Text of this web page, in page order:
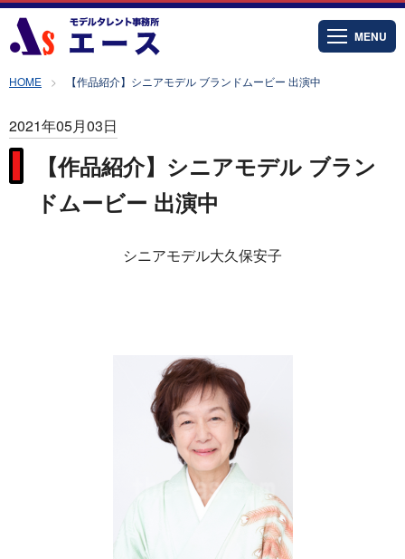
MENU
HOME 【作品紹介】シニアモデル ブランドムービー 出演中
2021年05月03日
【作品紹介】シニアモデル ブラン
ドムービー 出演中
シニアモデル大久保安子